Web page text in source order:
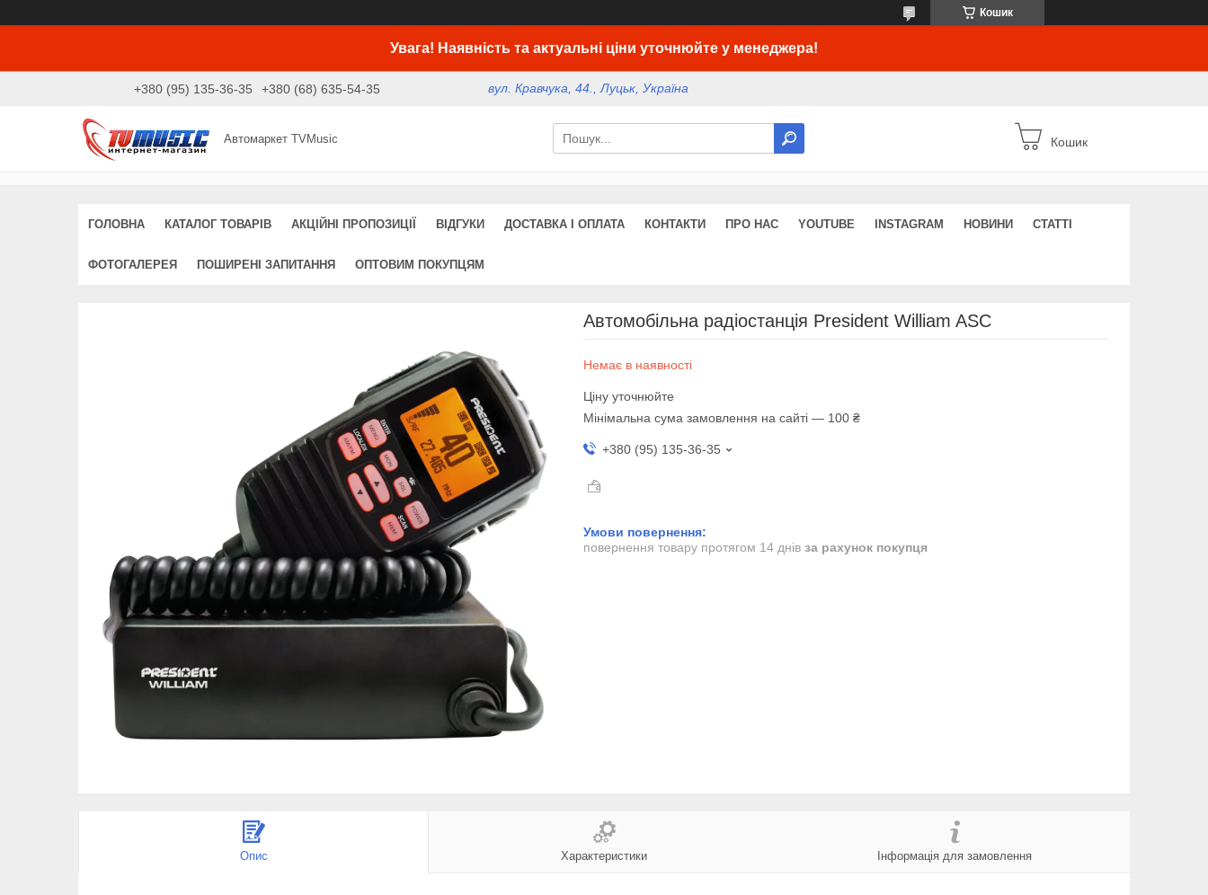
Кошик
Увага! Наявність та актуальні ціни уточнюйте у менеджера!
+380 (95) 135-36-35 +380 (68) 635-54-35 вул. Кравчука, 44., Луцьк, Україна
Автомаркет TVMusic Кошик
ГОЛОВНА КАТАЛОГ ТОВАРІВ АКЦІЙНІ ПРОПОЗИЦІЇ ВІДГУКИ ДОСТАВКА І ОПЛАТА КОНТАКТИ ПРО НАС YOUTUBE INSTAGRAM НОВИНИ СТАТТІ
ФОТОГАЛЕРЕЯ ПОШИРЕНІ ЗАПИТАННЯ ОПТОВИМ ПОКУПЦЯМ
Автомобільна радіостанція President William ASC
Немає в наявності
Ціну уточнюйте
Мінімальна сума замовлення на сайті — 100 ₴
+380 (95) 135-36-35
повернення товару протягом 14 днів за рахунок покупця
Опис Характеристики Інформація для замовлення